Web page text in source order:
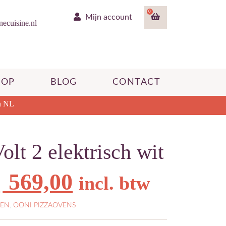
Mijn account
0
BLOG CONTACT
NL
2 elektrisch wit
569,00 Huidige
prijs
incl. btw
,OONI PIZZAOVENS